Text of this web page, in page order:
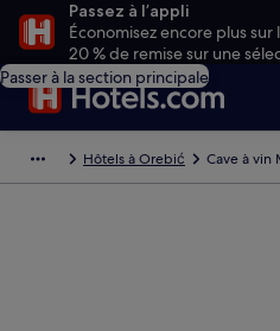
Passez à l’appli
Économisez encore plus sur
20 % de remise sur une
Passer à la section principale
Hôtels à Orebić Cave à vin